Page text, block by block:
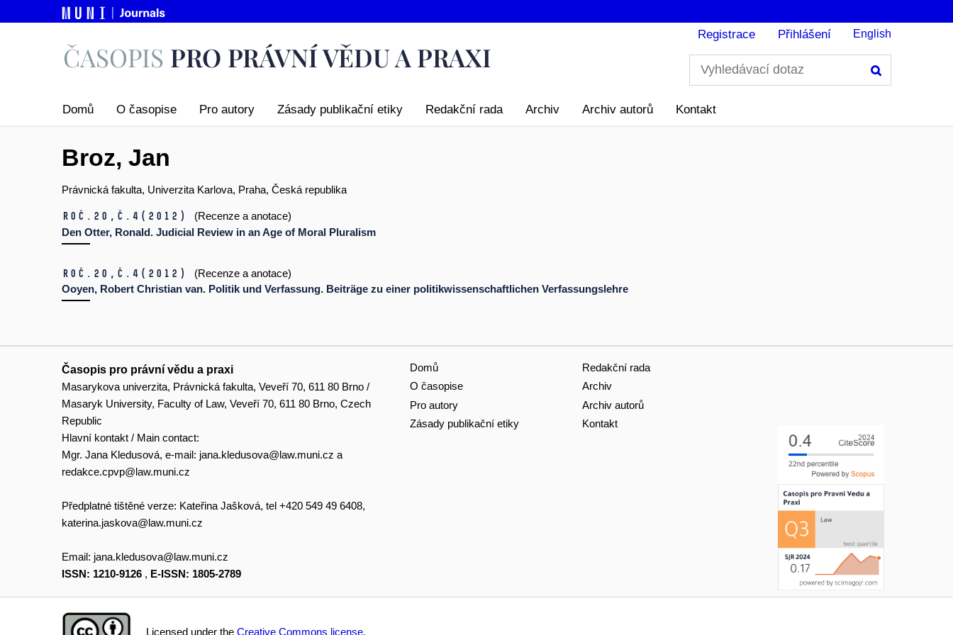
Registrace Přihlášení English
Domů O časopise Pro autory Zásady publikační etiky Redakční rada Archiv Archiv autorů Kontakt
Broz, Jan
Právnická fakulta, Univerzita Karlova, Praha, Česká republika
Roč.20, č.4 (2012)
(Recenze a anotace)
Den Otter, Ronald. Judicial Review in an Age of Moral Pluralism
Roč.20, č.4 (2012)
(Recenze a anotace)
Ooyen, Robert Christian van. Politik und Verfassung. Beiträge zu einer politikwissenschaftlichen Verfassungslehre
Časopis pro právní vědu a praxi
Masarykova univerzita, Právnická fakulta, Veveří 70, 611 80 Brno /
Masaryk University, Faculty of Law, Veveří 70, 611 80 Brno, Czech
Republic
Hlavní kontakt / Main contact:
Mgr. Jana Kledusová, e-mail: jana.kledusova@law.muni.cz a
redakce.cpvp@law.muni.cz
Předplatné tištěné verze: Kateřina Jašková, tel +420 549 49 6408,
katerina.jaskova@law.muni.cz
Email: jana.kledusova@law.muni.cz
ISSN: 1210-9126 , E-ISSN: 1805-2789
Domů
O časopise
Pro autory
Zásady publikační etiky
Redakční rada
Archiv
Archiv autorů
Kontakt
Licensed under theCreative Commons license.